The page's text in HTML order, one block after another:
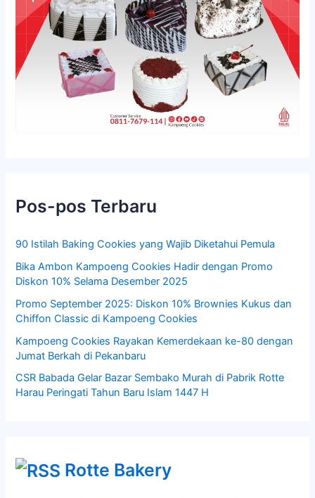
Pos-pos Terbaru
90 Istilah Baking Cookies yang Wajib Diketahui Pemula
Bika Ambon Kampoeng Cookies Hadir dengan Promo
Diskon 10% Selama Desember 2025
Promo September 2025: Diskon 10% Brownies Kukus dan
Chiffon Classic di Kampoeng Cookies
Kampoeng Cookies Rayakan Kemerdekaan ke-80 dengan
Jumat Berkah di Pekanbaru
CSR Babada Gelar Bazar Sembako Murah di Pabrik Rotte
Harau Peringati Tahun Baru Islam 1447 H
Rotte Bakery